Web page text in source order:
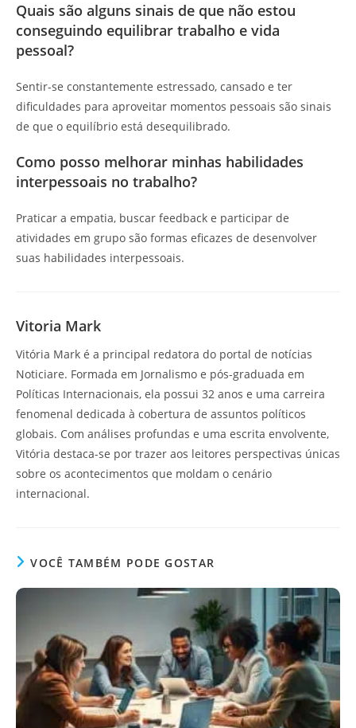
Quais são alguns sinais de que não estou
conseguindo equilibrar trabalho e vida
pessoal?
Sentir-se constantemente estressado, cansado e ter
dificuldades para aproveitar momentos pessoais são sinais
de que o equilíbrio está desequilibrado.
Como posso melhorar minhas habilidades
interpessoais no trabalho?
Praticar a empatia, buscar feedback e participar de
atividades em grupo são formas eficazes de desenvolver
suas habilidades interpessoais.
Vitoria Mark
Vitória Mark é a principal redatora do portal de notícias
Noticiare. Formada em Jornalismo e pós-graduada em
Políticas Internacionais, ela possui 32 anos e uma carreira
fenomenal dedicada à cobertura de assuntos políticos
globais. Com análises profundas e uma escrita envolvente,
Vitória destaca-se por trazer aos leitores perspectivas únicas
sobre os acontecimentos que moldam o cenário
internacional.
VOCÊ TAMBÉM PODE GOSTAR